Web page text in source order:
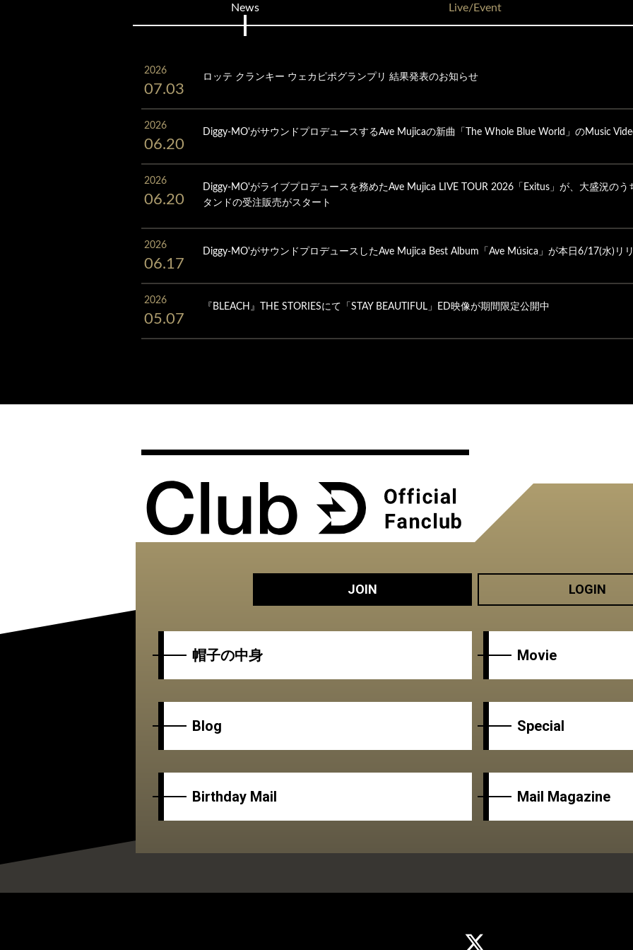
News Live/Event
2026
07.03
ロッテ クランキー ウェカピポグランプリ 結果発表のお知らせ
2026
06.20
Diggy-MO'がサウンドプロデュースするAve Mujicaの新曲「The Whole Blue World」のMusic
2026
06.20
Diggy-MO'がライブプロデュースを務めたAve Mujica LIVE TOUR 2026「Exitus」が、大盛況の
タンドの受注販売がスタート
2026
06.17
Diggy-MO'がサウンドプロデュースしたAve Mujica Best Album「Ave Música」が本日6/17(水)リ
2026
05.07
『BLEACH』THE STORIESにて「STAY BEAUTIFUL」ED映像が期間限定公開中
JOIN LOGIN
帽子の中身 Movie
Blog Special
Birthday Mail Mail Magazine